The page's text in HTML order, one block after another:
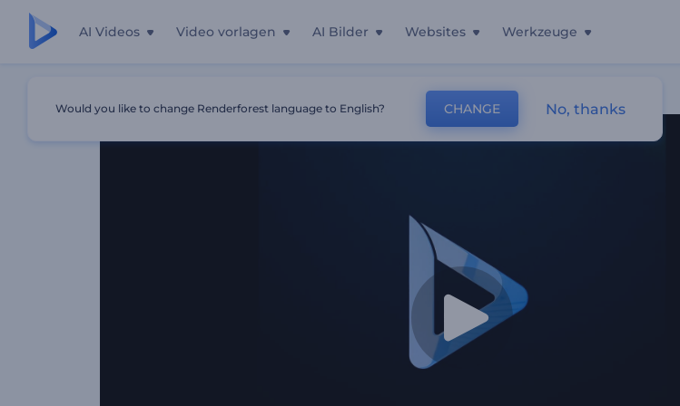
AI Videos Video vorlagen AI Bilder Websites Werkzeuge
Would you like to change Renderforest language to English? CHANGE No, thanks